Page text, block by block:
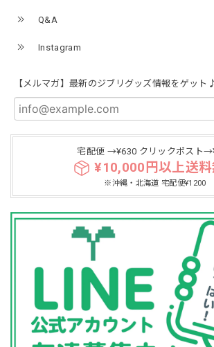
Q&A
Instagram
【メルマガ】最新のジブリグッズ情報をゲット♪
宅配便 →¥630 クリックポスト
¥10,000円以上送
※沖縄・北海道 宅配便¥1200